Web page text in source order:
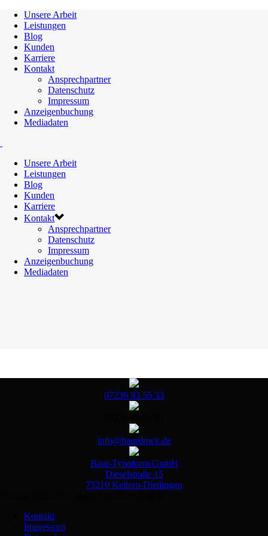
Unsere Arbeit
Leistungen
Blog
Kunden
Karriere
Kontakt
Ansprechpartner
Datenschutz
Impressum
Anzeigenbuchung
Mediadaten
Unsere Arbeit
Leistungen
Blog
Kunden
Karriere
Kontakt
Ansprechpartner
Datenschutz
Impressum
Anzeigenbuchung
Mediadaten
07236 93 55 33
info@baurdruck.de
Baur-Typoform GmbH
Dieselstraße 15
75210 Keltern-Dietlingen
Kontakt
Impressum